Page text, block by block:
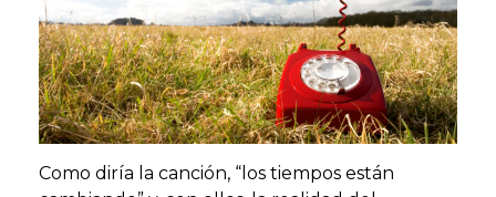
Como diría la canción, “los tiempos están